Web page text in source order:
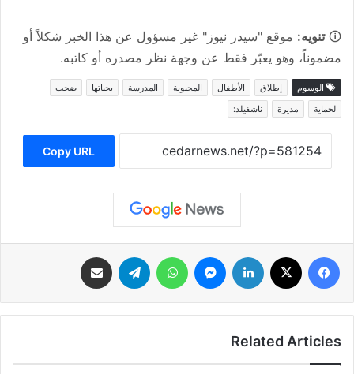
🛈تنويه: موقع "سيدر نيوز" غير مسؤول عن هذا الخبر شكلاً أو
مضموناً، وهو يعبّر فقط عن وجهة نظر مصدره أو كاتبه.
الوسوم إطلاق الأطفال المحبوبة المدرسة بحياتها
ضحت
لحماية
مديرة ناشفيلد:
Copy URL
فيسبوك لينكدإن ماسنجر واتساب تيلقرام
Related Articles